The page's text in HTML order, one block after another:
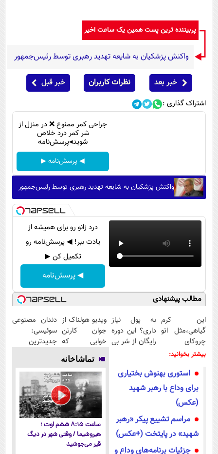
پربیننده ترین پست همین یک ساعت اخیر
واکنش پزشکیان به شایعه تهدید رهبری توسط رئیس‌جمهور
خبر بعد نظرات کاربران خبر قبل
اشتراک گذاری :
جراحی کمر ممنوع ❌ در منزل از
شر کمر درد خلاص
شوید◂پرسش‌نامه
◀ پرسش‌نامه ▶
واکنش پزشکیان به شایعه تهدید رهبری توسط رئیس‌جمهور
درد زانو رو برای همیشه از
یادت ببر! ◀ پرسش‌نامه رو
تکمیل کن ▶
◀ پرسش‌نامه
مطالب پیشنهادی
این کرم
گیاهی،مثل اتو
چروکای
پوستتوصاف
به پول نیاز
داری؟ این دوره
رایگان از شر بی
ویدیو هولناک از
جوان کارتن
خوابی که
میلیاردر شد.
آموزش رایگان
دندان مصنوعی
سوئیسی:
جدیدترین
پرداخت قسطی
بیشتر بخوانید:
استوری بهنوش بختیاری
برای وداع با رهبر شهید
(عکس)
مراسم تشییع پیکر «رهبر
شهید» در پایتخت (+عکس)
جزئیات برنامه‌های وداع و
تماشاخانه
ساعت ۸:۱۵ ششم اوت ؛
هیروشیما / وقتی شهر در دیگ
قیر می‌جوشید